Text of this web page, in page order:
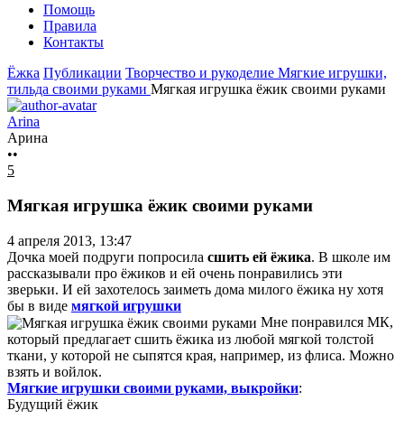
Помощь
Правила
Контакты
Ёжка Публикации Творчество и рукоделие Мягкие игрушки,
тильда своими руками Мягкая игрушка ёжик своими руками
Arina
Арина
••
5
Мягкая игрушка ёжик своими руками
4 апреля 2013, 13:47
Дочка моей подруги попросила сшить ей ёжика. В школе им
рассказывали про ёжиков и ей очень понравились эти
зверьки. И ей захотелось заиметь дома милого ёжика ну хотя
бы в виде мягкой игрушки
Мне понравился МК,
который предлагает сшить ёжика из любой мягкой толстой
ткани, у которой не сыпятся края, например, из флиса. Можно
взять и войлок.
Мягкие игрушки своими руками, выкройки:
Будущий ёжик